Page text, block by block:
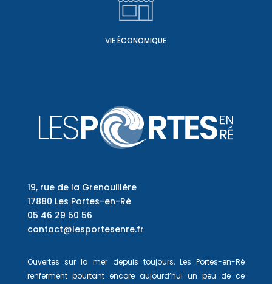
VIE ÉCONOMIQUE
19, rue de la Grenouillère
17880 Les Portes-en-Ré
05 46 29 50 56
contact@lesportesenre.fr
Ouvertes sur la mer depuis toujours, Les Portes-en-Ré
renferment pourtant encore aujourd’hui un peu de ce